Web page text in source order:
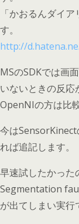
「かおるんダイ
す。
http://
MSのSDKでは画
いないときの反応
OpenNIの方は比
今はSensorKinect
れば追記します。
早速試したかった
Segmentation
が出てしまい実行